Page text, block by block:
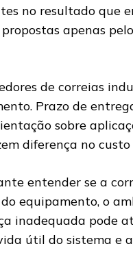
no resultado que
apenas
de correias
Prazo de
sobre
diferença no
entender se a
equipamento, o
inadequada pode
útil do sistema e